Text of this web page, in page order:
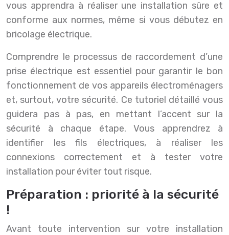
vous apprendra à réaliser une installation sûre et
conforme aux normes, même si vous débutez en
bricolage électrique.
Comprendre le processus de raccordement d’une
prise électrique est essentiel pour garantir le bon
fonctionnement de vos appareils électroménagers
et, surtout, votre sécurité. Ce tutoriel détaillé vous
guidera pas à pas, en mettant l’accent sur la
sécurité à chaque étape. Vous apprendrez à
identifier les fils électriques, à réaliser les
connexions correctement et à tester votre
installation pour éviter tout risque.
Préparation : priorité à la sécurité
!
Avant toute intervention sur votre installation